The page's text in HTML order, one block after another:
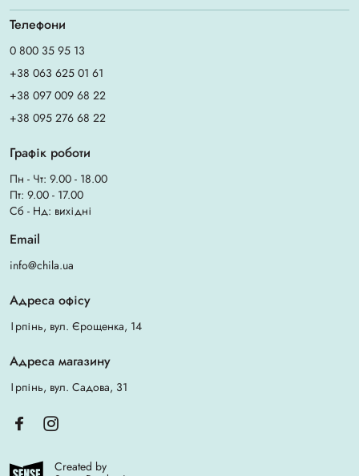
Телефони
0 800 35 95 13
+38 063 625 01 61
+38 097 009 68 22
+38 095 276 68 22
Графік роботи
Пн - Чт: 9.00 - 18.00
Пт: 9.00 - 17.00
Сб - Нд: вихідні
Email
info@chila.ua
Адреса офісу
Ірпінь, вул. Єрощенка, 14
Адреса магазину
Ірпінь, вул. Садова, 31
Created by